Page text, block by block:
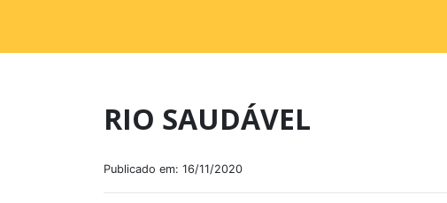
RIO SAUDÁVEL
Publicado em: 16/11/2020